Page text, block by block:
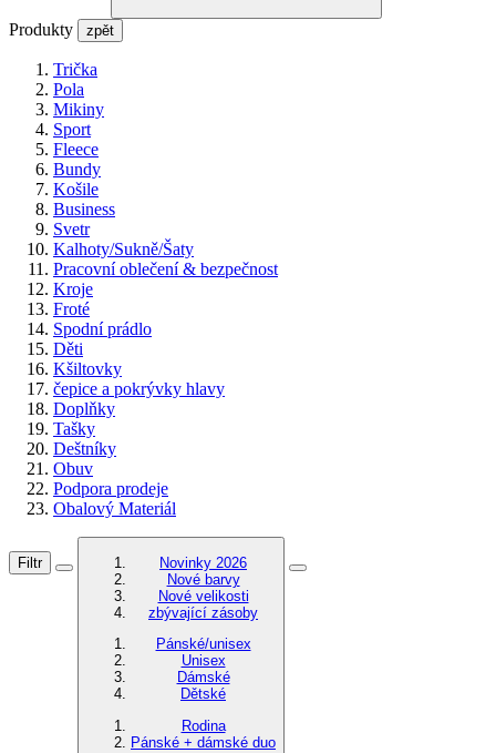
Produkty zpět
Trička
Pola
Mikiny
Sport
Fleece
Bundy
Košile
Business
Svetr
Kalhoty/Sukně/Šaty
Pracovní oblečení & bezpečnost
Kroje
Froté
Spodní prádlo
Děti
Kšiltovky
čepice a pokrývky hlavy
Doplňky
Tašky
Deštníky
Obuv
Podpora prodeje
Obalový Materiál
Filtr
Novinky 2026
Nové barvy
Nové velikosti
zbývající zásoby
Pánské/unisex
Unisex
Dámské
Dětské
Rodina
Pánské + dámské duo